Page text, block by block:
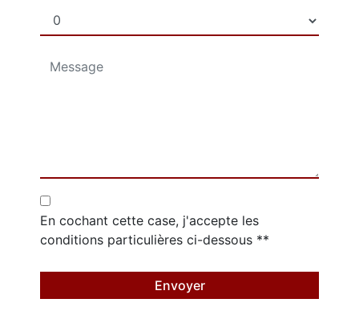
En cochant cette case, j'accepte les
conditions particulières ci-dessous **
Envoyer